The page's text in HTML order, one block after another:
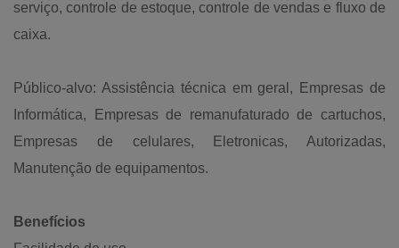
serviço, controle de estoque, controle de vendas e fluxo de
caixa.
Público-alvo: Assistência técnica em geral, Empresas de
Informática, Empresas de remanufaturado de cartuchos,
Empresas de celulares, Eletronicas, Autorizadas,
Manutenção de equipamentos.
Benefícios